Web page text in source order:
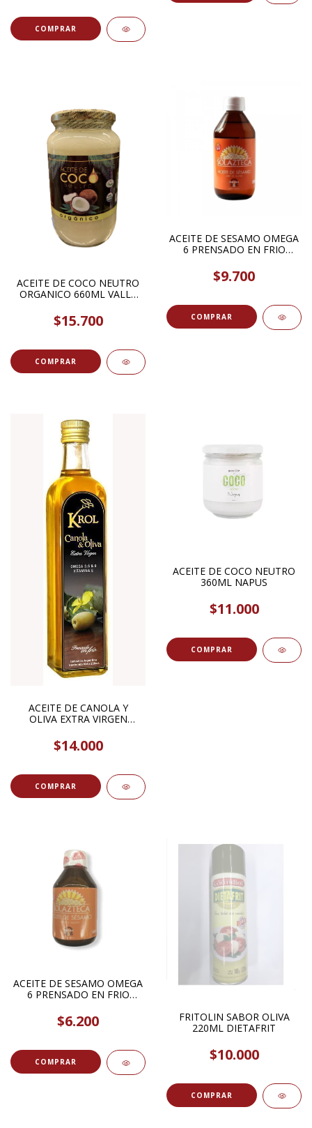
ACEITE DE COCO NEUTRO
ORGANICO 660ML VALLE
$15.700
ACEITE DE SESAMO OMEGA
6 PRENSADO EN FRIO
$9.700
ACEITE DE CANOLA Y
OLIVA EXTRA VIRGEN
$14.000
ACEITE DE COCO NEUTRO
360ML NAPUS
$11.000
ACEITE DE SESAMO OMEGA
6 PRENSADO EN FRIO
$6.200
FRITOLIN SABOR OLIVA
220ML DIETAFRIT
$10.000